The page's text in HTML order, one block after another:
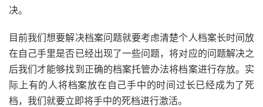
决。
目前我们想要解决档案问题就要考虑清楚个人档案长时间放
在自己手里是否已经出现了一些问题，将对应的问题解决之
后我们才能够找到正确的档案托管办法将档案进行存放。实
际上有的人将档案放在自己手中的时间过长已经成为了死
档，我们就要立即将手中的死档进行激活。